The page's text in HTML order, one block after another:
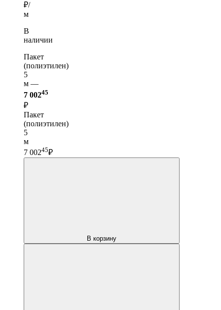
₽/
м
В
наличии
Пакет
(полиэтилен)
5
м —
7 00245
₽
Пакет
(полиэтилен)
5
м
7 00245₽
В корзину